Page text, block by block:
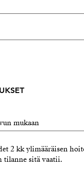
mukaan
2 kk ylimääräisen
tilanne sitä vaatii.